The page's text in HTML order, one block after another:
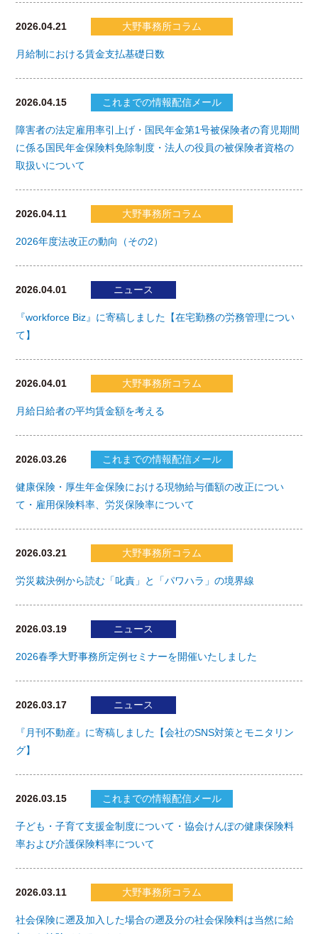
2026.04.21 大野事務所コラム
月給制における賃金支払基礎日数
2026.04.15 これまでの情報配信メール
障害者の法定雇用率引上げ・国民年金第1号被保険者の育児期間
に係る国民年金保険料免除制度・法人の役員の被保険者資格の
取扱いについて
2026.04.11 大野事務所コラム
2026年度法改正の動向（その2）
2026.04.01 ニュース
『workforce Biz』に寄稿しました【在宅勤務の労務管理につい
て】
2026.04.01 大野事務所コラム
月給日給者の平均賃金額を考える
2026.03.26 これまでの情報配信メール
健康保険・厚生年金保険における現物給与価額の改正につい
て・雇用保険料率、労災保険率について
2026.03.21 大野事務所コラム
労災裁決例から読む「叱責」と「パワハラ」の境界線
2026.03.19 ニュース
2026春季大野事務所定例セミナーを開催いたしました
2026.03.17 ニュース
『月刊不動産』に寄稿しました【会社のSNS対策とモニタリン
グ】
2026.03.15 これまでの情報配信メール
子ども・子育て支援金制度について・協会けんぽの健康保険料
率および介護保険料率について
2026.03.11 大野事務所コラム
社会保険に遡及加入した場合の遡及分の社会保険料は当然に給